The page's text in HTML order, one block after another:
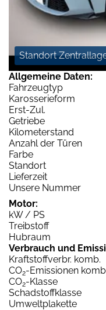
Standort
Allgemeine Daten:
Fahrzeugtyp
Karosserieform
Erst-Zul.
Getriebe
Kilometerstand
Anzahl der Türen
Farbe
Standort
Lieferzeit
Unsere Nummer
Motor:
kW / PS
Treibstoff
Hubraum
Verbrauch und
Kraftstoffverbr. komb.
CO2-Emissionen
CO2-Klasse
Schadstoffklasse
Umweltplakette